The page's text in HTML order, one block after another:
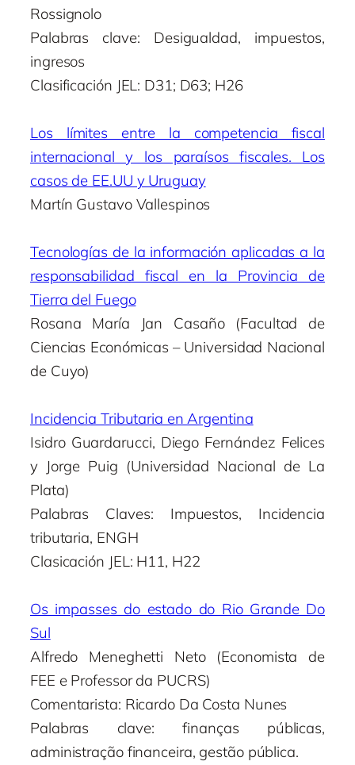
Rossignolo
Palabras clave: Desigualdad, impuestos,
ingresos
Clasificación JEL: D31; D63; H26
Los límites entre la competencia fiscal
internacional y los paraísos fiscales. Los
casos de EE.UU y Uruguay
Martín Gustavo Vallespinos
Tecnologías de la información aplicadas a la
responsabilidad fiscal en la Provincia de
Tierra del Fuego
Rosana María Jan Casaño (Facultad de
Ciencias Económicas – Universidad Nacional
de Cuyo)
Incidencia Tributaria en Argentina
Isidro Guardarucci, Diego Fernández Felices
y Jorge Puig (Universidad Nacional de La
Plata)
Palabras Claves: Impuestos, Incidencia
tributaria, ENGH
Clasicación JEL: H11, H22
Os impasses do estado do Rio Grande Do
Sul
Alfredo Meneghetti Neto (Economista de
FEE e Professor da PUCRS)
Comentarista: Ricardo Da Costa Nunes
Palabras clave: finanças públicas,
administração financeira, gestão pública.